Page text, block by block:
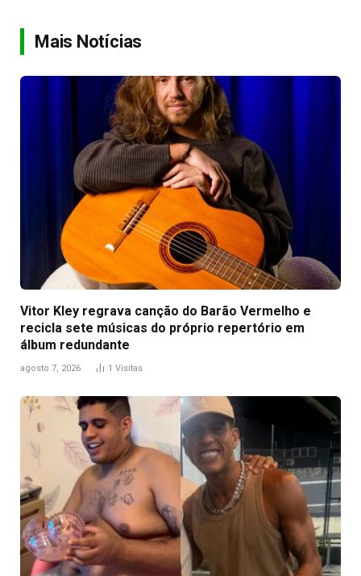
Mais Notícias
Vitor Kley regrava canção do Barão Vermelho e
recicla sete músicas do próprio repertório em
álbum redundante
agosto 7, 2026 1 Visitas